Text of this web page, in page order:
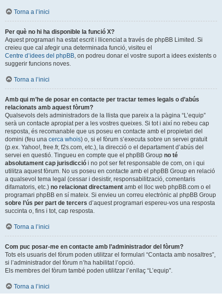
Torna a l’inici
Per què no hi ha disponible la funció X?
Aquest programari ha estat escrit i llicenciat a través de phpBB Limited. Si
creieu que cal afegir una determinada funció, visiteu el
Centre d’idees del phpBB , on podreu donar el vostre suport a idees existents o
suggerir funcions noves.
Torna a l’inici
Amb qui m’he de posar en contacte per tractar temes legals o d’abús
relacionats amb aquest fòrum?
Qualsevols dels administradors de la llista que pareix a la pàgina “L’equip”
serà un contacte apropiat per a les vostres queixes. Si tot i així no rebeu cap
resposta, és recomanable que us poseu en contacte amb el propietari del
domini (feu una cerca whois) o, si el fòrum s’executa sobre un servei gratuït
(p.ex. Yahoo!, free.fr, f2s.com, etc.), la direcció o el departament d’abús del
servei en questió. Tingueu en compte que el phpBB Group no té
absolutament cap jurisdicció i no pot ser fet responsable de com, on i qui
utilitza aquest fòrum. No us poseu en contacte amb el phpBB Group en relació
a qualsevol tema legal (cessar i desistir, responsabilització, comentaris
difamatoris, etc.) no relacionat directament amb el lloc web phpBB.com o el
programari phpBB en sí mateix. Si envieu un correu electrònic al phpBB Group
sobre l’ús per part de tercers d’aquest programari espereu-vos una resposta
succinta o, fins i tot, cap resposta.
Torna a l’inici
Com puc posar-me en contacte amb l’administrador del fòrum?
Tots els usuaris del fòrum poden utilitzar el formulari “Contacta amb nosaltres”,
si l’administrador del fòrum n’ha habilitat l’opció.
Els membres del fòrum també poden utilitzar l’enllaç “L’equip”.
Torna a l’inici